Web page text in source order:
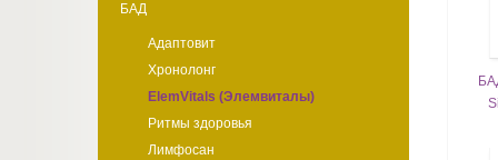
БАД
Адаптовит
Хронолонг
ElemVitals (Элемвиталы)
Ритмы здоровья
Лимфосан